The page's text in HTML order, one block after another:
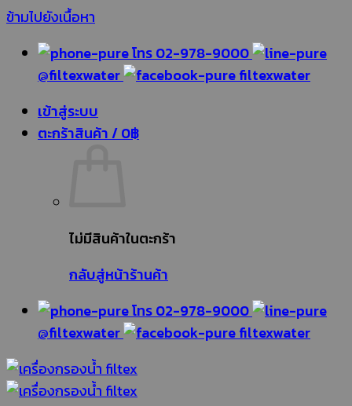
ข้ามไปยังเนื้อหา
โทร 02-978-9000
@filtexwater
filtexwater
เข้าสู่ระบบ
ตะกร้าสินค้า /0฿
ไม่มีสินค้าในตะกร้า
กลับสู่หน้าร้านค้า
โทร 02-978-9000
@filtexwater
filtexwater